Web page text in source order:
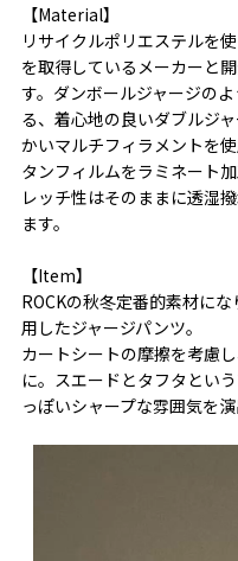
【Material】
リサイクルポリエステルを
を取得しているメーカーと
す。ダンボールジャージの
る、着心地の良いダブルジ
かいマルチフィラメントを
タンフィルムをラミネート
レッチ性はそのままに透湿
ます。
【Item】
ROCKの秋冬定番的素材に
用したジャージパンツ。
カートシートの摩擦を考慮
に。スエードとタフタとい
っぽいシャープな雰囲気を演